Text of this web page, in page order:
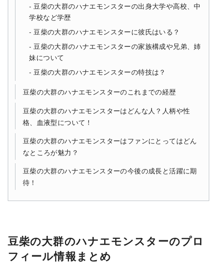
豆柴の大群のハナエモンスターの出身大学や高校、中
学校など学歴
豆柴の大群のハナエモンスターに彼氏はいる？
豆柴の大群のハナエモンスターの家族構成や兄弟、姉
妹について
豆柴の大群のハナエモンスターの特技は？
豆柴の大群のハナエモンスターのこれまでの経歴
豆柴の大群のハナエモンスターはどんな人？人柄や性
格、血液型について！
豆柴の大群のハナエモンスターはファンにとってはどん
なところが魅力？
豆柴の大群のハナエモンスターの今後の成長と活躍に期
待！
豆柴の大群のハナエモンスターのプロ
フィール情報まとめ